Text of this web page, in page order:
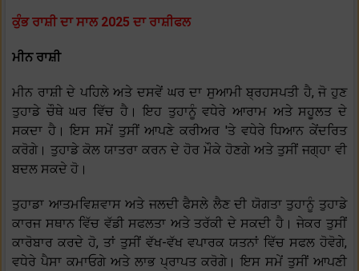
ਕੁੰਭ ਰਾਸ਼ੀ ਦਾ ਸਾਲ 2025 ਦਾ ਰਾਸ਼ੀਫਲ
ਮੀਨ ਰਾਸ਼ੀ
ਮੀਨ ਰਾਸ਼ੀ ਦੇ ਪਹਿਲੇ ਅਤੇ ਦਸਵੇਂ ਘਰ ਦਾ ਸੁਆਮੀ ਬ੍ਰਹਸਪਤੀ ਹੈ, ਜੋ ਹੁਣ
ਤੁਹਾਡੇ ਚੌਥੇ ਘਰ ਵਿੱਚ ਹੈ। ਇਹ ਤੁਹਾਨੂੰ ਵਧੇਰੇ ਆਰਾਮ ਅਤੇ ਸਹੂਲਤ ਦੇ
ਸਕਦਾ ਹੈ। ਇਸ ਸਮੇਂ ਤੁਸੀਂ ਆਪਣੇ ਕਰੀਅਰ 'ਤੇ ਵਧੇਰੇ ਧਿਆਨ ਕੇਂਦਰਿਤ
ਕਰੋਗੇ। ਤੁਹਾਡੇ ਕੋਲ ਯਾਤਰਾ ਕਰਨ ਦੇ ਹੋਰ ਮੌਕੇ ਹੋਣਗੇ ਅਤੇ ਤੁਸੀਂ ਜਗ੍ਹਾ ਵੀ
ਬਦਲ ਸਕਦੇ ਹੋ।
ਤੁਹਾਡਾ ਆਤਮਵਿਸ਼ਵਾਸ ਅਤੇ ਜਲਦੀ ਫੈਸਲੇ ਲੈਣ ਦੀ ਯੋਗਤਾ ਤੁਹਾਨੂੰ ਤੁਹਾਡੇ
ਕਾਰਜ ਸਥਾਨ ਵਿੱਚ ਵੱਡੀ ਸਫਲਤਾ ਅਤੇ ਤਰੱਕੀ ਦੇ ਸਕਦੀ ਹੈ। ਜੇਕਰ ਤੁਸੀਂ
ਕਾਰੋਬਾਰ ਕਰਦੇ ਹੋ, ਤਾਂ ਤੁਸੀਂ ਵੱਖ-ਵੱਖ ਵਪਾਰਕ ਯਤਨਾਂ ਵਿੱਚ ਸਫਲ ਹੋਵੋਗੇ,
ਵਧੇਰੇ ਪੈਸਾ ਕਮਾਓਗੇ ਅਤੇ ਲਾਭ ਪ੍ਰਾਪਤ ਕਰੋਗੇ। ਇਸ ਸਮੇਂ ਤੁਸੀਂ ਆਪਣੀ